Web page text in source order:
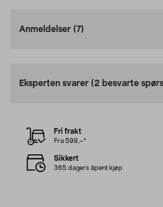
Anmeldelser (7)
Eksperten svarer (2 besvarte
Fri frakt
Fra 599,–*
Sikkert
365 dagers åpent kjøp